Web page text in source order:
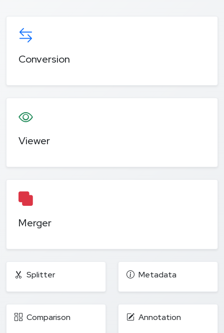
Conversion
Viewer
Merger
Splitter Metadata
Comparison Annotation